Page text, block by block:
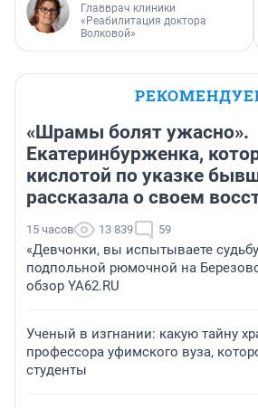
Главврач клиники
«Реабилитация доктора
Волковой»
«Шрамы болят ужасно».
Екатеринбурженка,
кислотой по указке
рассказала о своем
15 часов 13 839 59
«Девчонки, вы испытываете
подпольной рюмочной на
обзор YA62.RU
Ученый в изгнании: какую тайну
профессора уфимского вуза,
студенты